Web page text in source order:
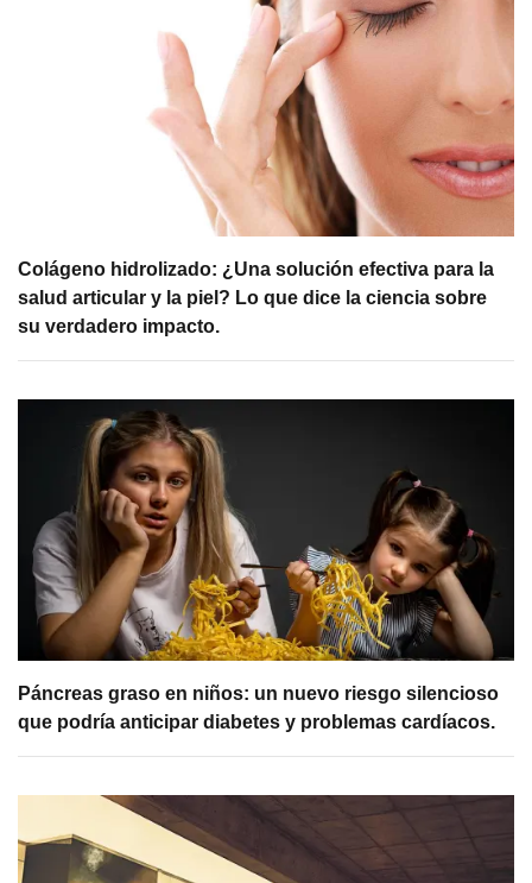
Colágeno hidrolizado: ¿Una solución efectiva para la
salud articular y la piel? Lo que dice la ciencia sobre
su verdadero impacto.
Páncreas graso en niños: un nuevo riesgo silencioso
que podría anticipar diabetes y problemas cardíacos.